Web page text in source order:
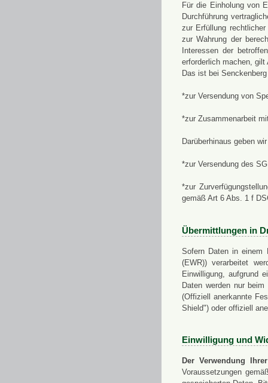
Für die Einholung von
Durchführung
zur Erfüllung
zur Wahrung der
Interessen der
erforderlich machen,
Das ist bei
*zur Versendung von
*zur Zusammenarbeit
Darüberhinaus geben
*zur Versendung des
*zur
gemäß Art 6 Abs. 1 f
Übermittlungen in
Sofern Daten in einem
(EWR)) verarbeitet
Einwilligung, aufgrund
Daten werden nur
(Offiziell anerkannte
Shield") oder offiziell
Einwilligung und
Der Verwendung
Voraussetzungen